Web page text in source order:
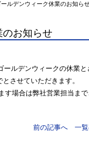
ールデンウィーク休業のお知ら
のお知らせ
ルデンウィークの休業と
させていただきます。
場合は弊社営業担当まで
前の記事へ 一